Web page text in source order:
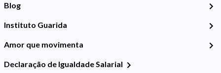
Blog
Instituto Guarida
Amor que movimenta
Declaração de Igualdade Salarial